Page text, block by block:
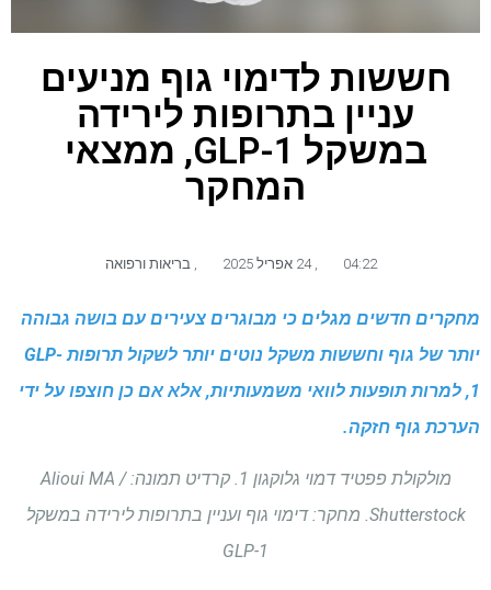
חששות לדימוי גוף מניעים
עניין בתרופות לירידה
במשקל GLP-1, ממצאי
המחקר
04:22 24 אפריל 2025 בריאות ורפואה
מחקרים חדשים מגלים כי מבוגרים צעירים עם בושה גבוהה
יותר של גוף וחששות משקל נוטים יותר לשקול תרופות GLP-
1, למרות תופעות לוואי משמעותיות, אלא אם כן חוצפו על ידי
הערכת גוף חזקה.
מולקולת פפטיד דמוי גלוקגון 1. קרדיט תמונה: Alioui MA /
Shutterstock. מחקר: דימוי גוף ועניין בתרופות לירידה במשקל
GLP-1